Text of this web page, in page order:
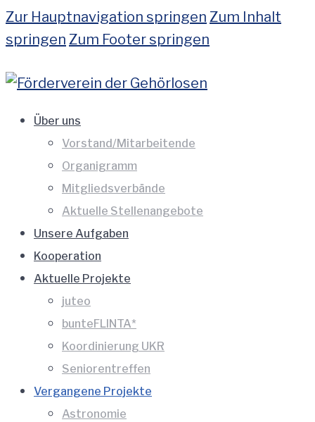
Zur Hauptnavigation springen Zum Inhalt
springen Zum Footer springen
Über uns
Vorstand/Mitarbeitende
Organigramm
Mitgliedsverbände
Aktuelle Stellenangebote
Unsere Aufgaben
Kooperation
Aktuelle Projekte
juteo
bunteFLINTA*
Koordinierung UKR
Seniorentreffen
Vergangene Projekte
Astronomie